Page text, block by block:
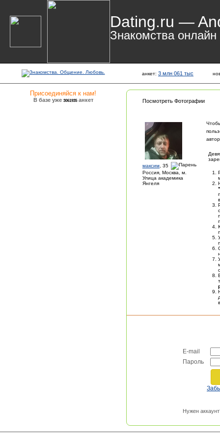
Dating.ru —
Знакомства онлайн
анкет: 3 млн 061 тыс
Присоединяйся к нам!
В базе уже 3061935анкет Посмотреть Фотографии
максим , 35
Россия, Москва, м.
Улица академика
Янгеля
E-mail
Пароль
Нужен